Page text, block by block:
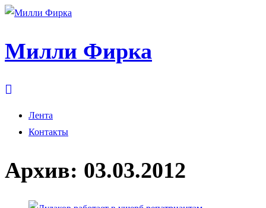
Милли Фирка
Лента
Контакты
Архив: 03.03.2012